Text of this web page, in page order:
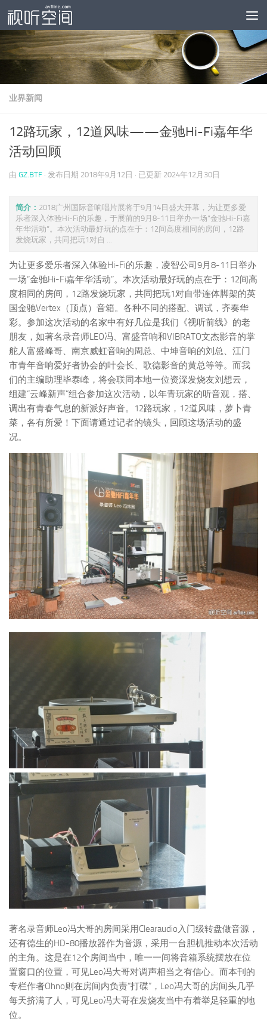
跳至内容
业界新闻
12路玩家，12道风味——金驰Hi-Fi嘉年华
活动回顾
由 GZ.BTF · 发布日期 2018年9月12日 · 已更新 2024年12月30日
简介： 2018广州国际音响唱片展将于9月14日盛大开幕，为让更多爱
乐者深入体验Hi-Fi的乐趣，于展前的9月8-11日举办一场“金驰Hi-Fi嘉
年华活动”。本次活动最好玩的点在于：12间高度相同的房间，12路
发烧玩家，共同把玩1对自 ...
为让更多爱乐者深入体验Hi-Fi的乐趣，凌智公司9月8-11日举办
一场“金驰Hi-Fi嘉年华活动”。本次活动最好玩的点在于：12间高
度相同的房间，12路发烧玩家，共同把玩1对自带连体脚架的英
国金驰Vertex（顶点）音箱。各种不同的搭配、调试，齐奏华
彩。参加这次活动的名家中有好几位是我们《视听前线》的老
朋友，如著名录音师LEO冯、富盛音响和VIBRATO文杰影音的掌
舵人富盛峰哥、南京威虹音响的周总、中坤音响的刘总、江门
市青年音响爱好者协会的叶会长、歌德影音的黄总等等。而我
们的主编助理毕泰峰，将会联同本地一位资深发烧友刘想云，
组建“云峰新声”组合参加这次活动，以年青玩家的听音观，搭、
调出有青春气息的新派好声音。12路玩家，12道风味，萝卜青
菜，各有所爱！下面请通过记者的镜头，回顾这场活动的盛
况。
著名录音师Leo冯大哥的房间采用Clearaudio入门级转盘做音源，
还有德生的HD-80播放器作为音源，采用一台胆机推动本次活动
的主角。这是在12个房间当中，唯一一间将音箱系统摆放在位
置窗口的位置，可见Leo冯大哥对调声相当之有信心。而本刊的
专栏作者Ohno则在房间内负责“打碟”，Leo冯大哥的房间头几乎
每天挤满了人，可见Leo冯大哥在发烧友当中有着举足轻重的地
位。